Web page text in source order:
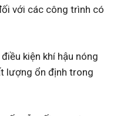
với các công trình có
kiện khí hậu nóng
lượng ổn định trong